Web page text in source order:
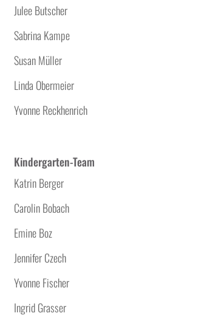
Julee Butscher
Sabrina Kampe
Susan Müller
Linda Obermeier
Yvonne Reckhenrich
Kindergarten-Team
Katrin Berger
Carolin Bobach
Emine Boz
Jennifer Czech
Yvonne Fischer
Ingrid Grasser